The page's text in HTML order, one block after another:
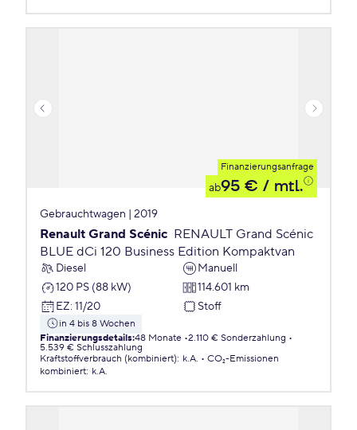
Finanzierungsanfrage
ab95 € / mtl.
Gebrauchtwagen | 2019
Renault Grand Scénic RENAULT Grand Scénic
BLUE dCi 120 Business Edition Kompaktvan
Diesel
Manuell
120 PS (88 kW)
114.601 km
EZ: 11/20 Stoff
in 4 bis 8 Wochen
Finanzierungsdetails:48 Monate 2.110 € Sonderzahlung
5.539 € Schlusszahlung
Kraftstoffverbrauch (kombiniert): k.A.
CO₂-Emissionen
kombiniert: k.A.